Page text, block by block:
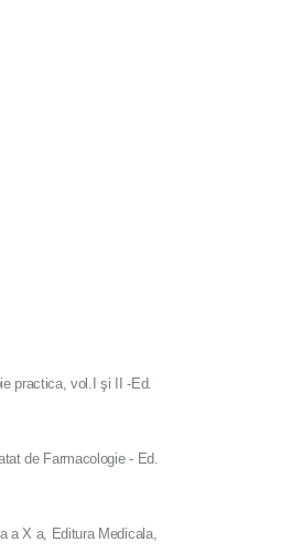
practica, vol.I şi II -Ed.
de Farmacologie - Ed.
a X a, Editura Medicala,